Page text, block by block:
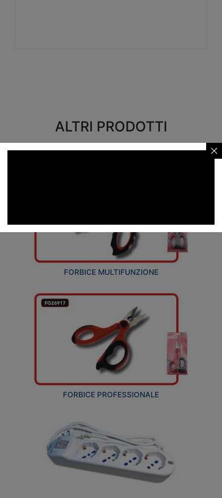
ALTRI PRODOTTI
FORBICE MULTIFUNZIONE
FORBICE PROFESSIONALE